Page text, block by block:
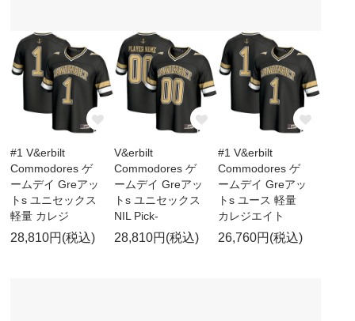
#1 V&erbilt
Commodores ゲ
ームデイ Greアッ
トs ユニセックス
軽量 カレジ
28,810円(税込)
V&erbilt
Commodores ゲ
ームデイ Greアッ
トs ユニセックス
NIL Pick-
28,810円(税込)
#1 V&erbilt
Commodores ゲ
ームデイ Greアッ
トs ユース 軽量
カレジエイト
26,760円(税込)